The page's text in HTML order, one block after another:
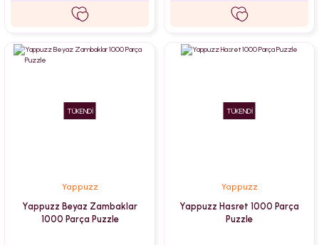
TÜKENDİ
Yappuzz
Yappuzz Beyaz Zambaklar
1000 Parça Puzzle
TÜKENDİ
Yappuzz
Yappuzz Hasret 1000 Parça
Puzzle